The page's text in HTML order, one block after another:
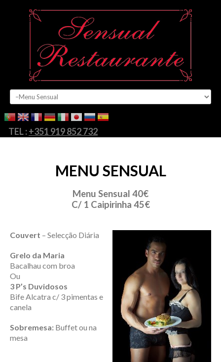
HOME
RESTAURANTE
MENU
CONTACTO
TEL :+351 919 852 732
MENU SENSUAL
Menu Sensual 40€
C/ 1 Caipirinha 45€
Couvert – Selecção Diária
Grelo da Maria
Bacalhau com broa
Ou
3 P’s Duvidosos
Bife Alcatra c/ 3 pimentas e
canela
Sobremesa: Buffet ou na
mesa